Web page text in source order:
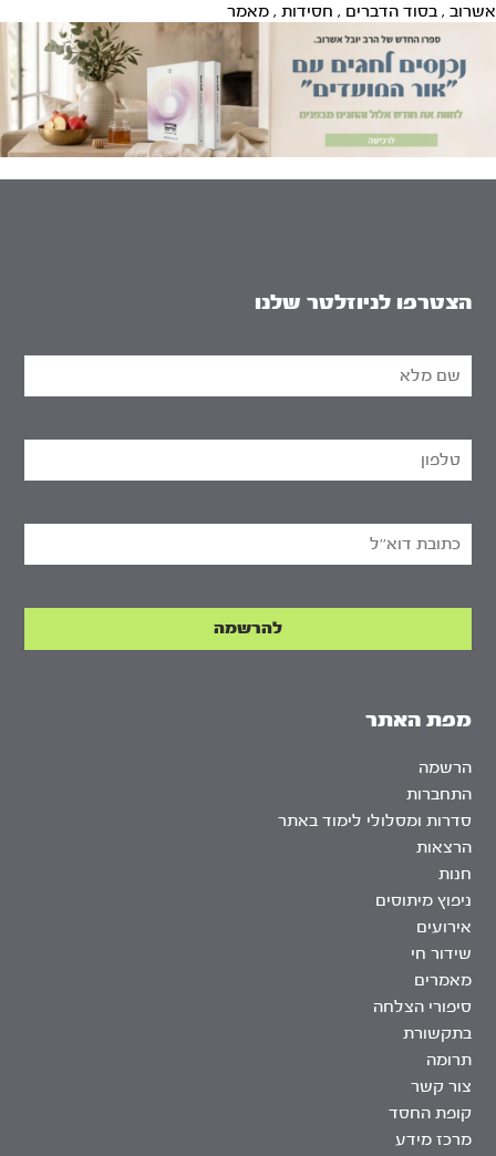
אשרוב , בסוד הדברים , חסידות , מאמר
מפת האתר
הרשמה
התחברות
סדרות ומסלולי לימוד באתר
הרצאות
חנות
ניפוץ מיתוסים
אירועים
שידור חי
מאמרים
סיפורי הצלחה
בתקשורת
תרומה
צור קשר
קופת החסד
מרכז מידע
הצטרפו לניוזלטר שלנו